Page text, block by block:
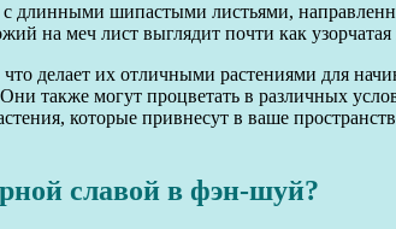
длинными шипастыми листьями,
на меч лист выглядит почти как узорчатая
делает их отличными растениями для
также могут процветать в различных
которые привнесут в ваше
славой в фэн-шуй?